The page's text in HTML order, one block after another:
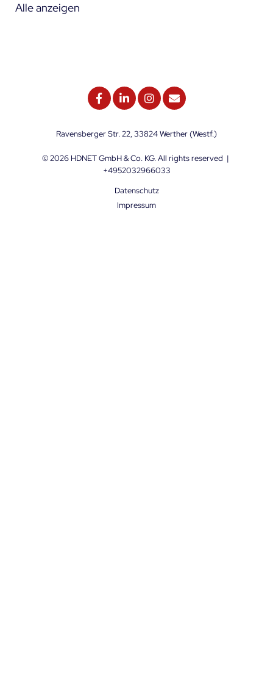
Alle anzeigen
Ravensberger Str. 22, 33824 Werther (Westf.)
© 2026 HDNET GmbH & Co. KG. All rights reserved |
+4952032966033
Datenschutz
Impressum